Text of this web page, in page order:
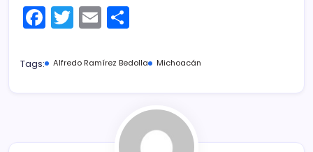
F
a
c
T
w
itt
E
m
ai m
ar
tir
Tags: Alfredo Ramírez Bedolla Michoacán